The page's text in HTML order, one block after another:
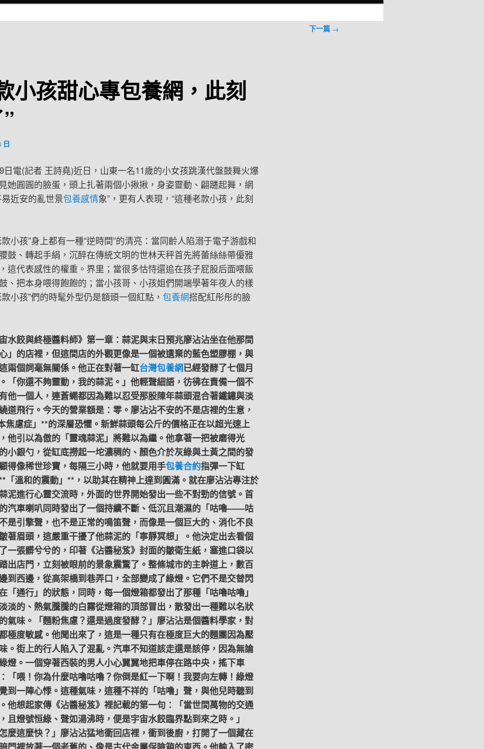
下一篇 →
小孩甜心專包養網，此刻
日
日電(記者 王詩堯)近日，山東一名11歲的小女孩跳漢代盤鼓舞火爆
她圓圓的臉蛋，頭上扎著兩個小揪揪，身姿靈動、翩躚起舞，網
近安的亂世景包養感情象”，更有人表現，“這種老款小孩，此刻
小孩”身上都有一種“逆時間”的清亮：當同齡人陷溺于電子游戲和
鼓、轉起手絹，沉醉在傳統文明的世林天秤首先將蕾絲絲帶優雅
這代表感性的權重。界里；當很多怙恃還追在孩子屁股后面喂飯
、把本身喂得飽飽的；當小孩哥、小孩姐們開端學著年夜人的樣
小孩”們的時髦外型仍是額頭一個紅點， 包養網搭配紅彤彤的臉
水餃與終極醬料師》第一章：蒜泥與末日預兆廖沾沾坐在他那間
」的店裡，但這間店的外觀更像是一個被遺棄的藍色塑膠棚，與
兩個詞毫無關係。他正在對著一缸台灣包養網已經發酵了七個月
「你還不夠靈動，我的蒜泥。」他輕聲細語，彷彿在責備一個不
他一個人，連蒼蠅都因為難以忍受那股陳年蒜頭混合著鐵鏽與淡
道飛行。今天的營業額是：零。廖沾沾不安的不是店裡的生意，
焦慮症」**的深層恐懼。新鮮蒜頭每公斤的價格正在以超光速上
他引以為傲的「靈魂蒜泥」將難以為繼。他拿著一把被磨得光
小銀勺，從缸底撈起一坨濃稠的、顏色介於灰綠與土黃之間的發
得像稀世珍寶，每隔三小時，他就要用手包養合約指彈一下缸
「溫和的震動」**，以助其在精神上達到圓滿。就在廖沾沾專注於
泥進行心靈交流時，外面的世界開始發出一些不對勁的信號。首
汽車喇叭同時發出了一個持續不斷、低沉且潮濕的「咕嚕——咕
引擎聲，也不是正常的鳴笛聲，而像是一個巨大的、消化不良
著眉頭，這嚴重干擾了他蒜泥的「寧靜冥想」。他決定出去看個
一張髒兮兮的，印著《沾醬秘笈》封面的皺衛生紙，塞進口袋以
出店門，立刻被眼前的景象震驚了。整條城市的主幹道上，數百
到西邊，從高架橋到巷弄口，全部變成了綠燈。它們不是交替閃
「通行」的狀態，同時，每一個燈箱都發出了那種「咕嚕咕嚕」
淡的、熱氣騰騰的白霧從燈箱的頂部冒出，散發出一種難以名狀
味。「麵粉焦慮？還是過度發酵？」廖沾沾是個醬料學家，對
極度敏感。他聞出來了，這是一種只有在極度巨大的麵團因為壓
。街上的行人陷入了混亂。汽車不知道該走還是該停，因為無論
燈。一個穿著西裝的男人小心翼翼地把車停在路中央，搖下車
「喂！你為什麼咕嚕咕嚕？你倒是紅一下啊！我要向左轉！綠燈
到一陣心悸。這種氣味，這種不祥的「咕嚕」聲，與他兒時聽到
他想起家傳《沾醬秘笈》裡記載的第一句：「當世間萬物的交通
且燈號恒綠、聲如湯沸時，便是宇宙水餃臨界點到來之時。」
麼這麼快？」廖沾沾猛地衝回店裡，衝到後廚，打開了一個藏在